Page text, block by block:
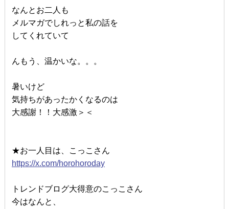
なんとお二人も
メルマガでしれっと私の話を
してくれていて
んもう、温かいな。。。
暑いけど
気持ちがあったかくなるのは
大感謝！！大感激＞＜
★お一人目は、こっこさん
https://x.com/horohoroday
トレンドブログ大得意のこっこさん
今はなんと、